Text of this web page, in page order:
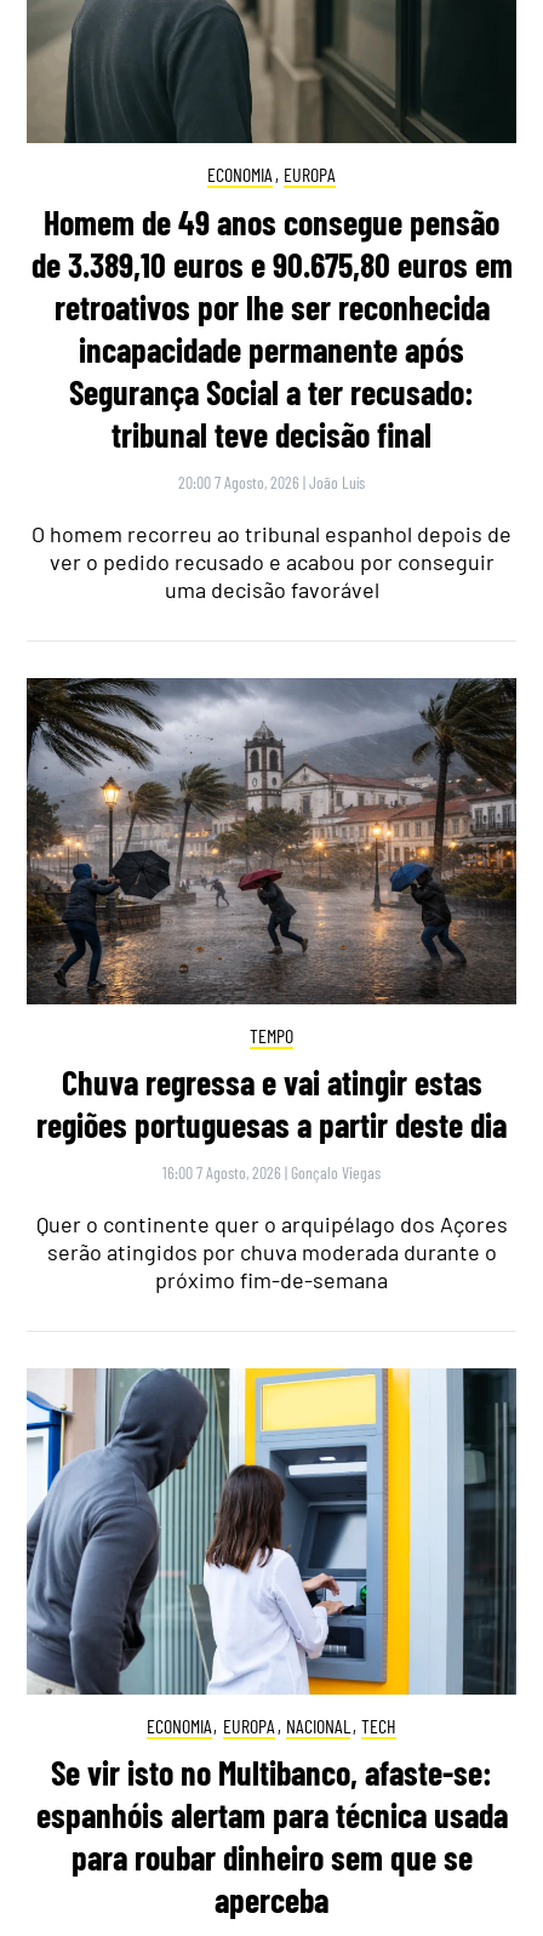
ECONOMIA , EUROPA
Homem de 49 anos consegue pensão
de 3.389,10 euros e 90.675,80 euros em
retroativos por lhe ser reconhecida
incapacidade permanente após
Segurança Social a ter recusado:
tribunal teve decisão final
20:00 7 Agosto, 2026 |João Luís
O homem recorreu ao tribunal espanhol depois de
ver o pedido recusado e acabou por conseguir
uma decisão favorável
TEMPO
Chuva regressa e vai atingir estas
regiões portuguesas a partir deste dia
16:00 7 Agosto, 2026 | Gonçalo Viegas
Quer o continente quer o arquipélago dos Açores
serão atingidos por chuva moderada durante o
próximo fim-de-semana
ECONOMIA, EUROPA , NACIONAL , TECH
Se vir isto no Multibanco, afaste-se:
espanhóis alertam para técnica usada
para roubar dinheiro sem que se
aperceba